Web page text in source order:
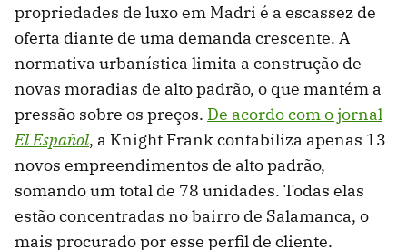
propriedades de luxo em Madri é a escassez de
oferta diante de uma demanda crescente. A
normativa urbanística limita a construção de
novas moradias de alto padrão, o que mantém a
pressão sobre os preços. De acordo com o jornal
El Español, a Knight Frank contabiliza apenas 13
novos empreendimentos de alto padrão,
somando um total de 78 unidades. Todas elas
estão concentradas no bairro de Salamanca, o
mais procurado por esse perfil de cliente.